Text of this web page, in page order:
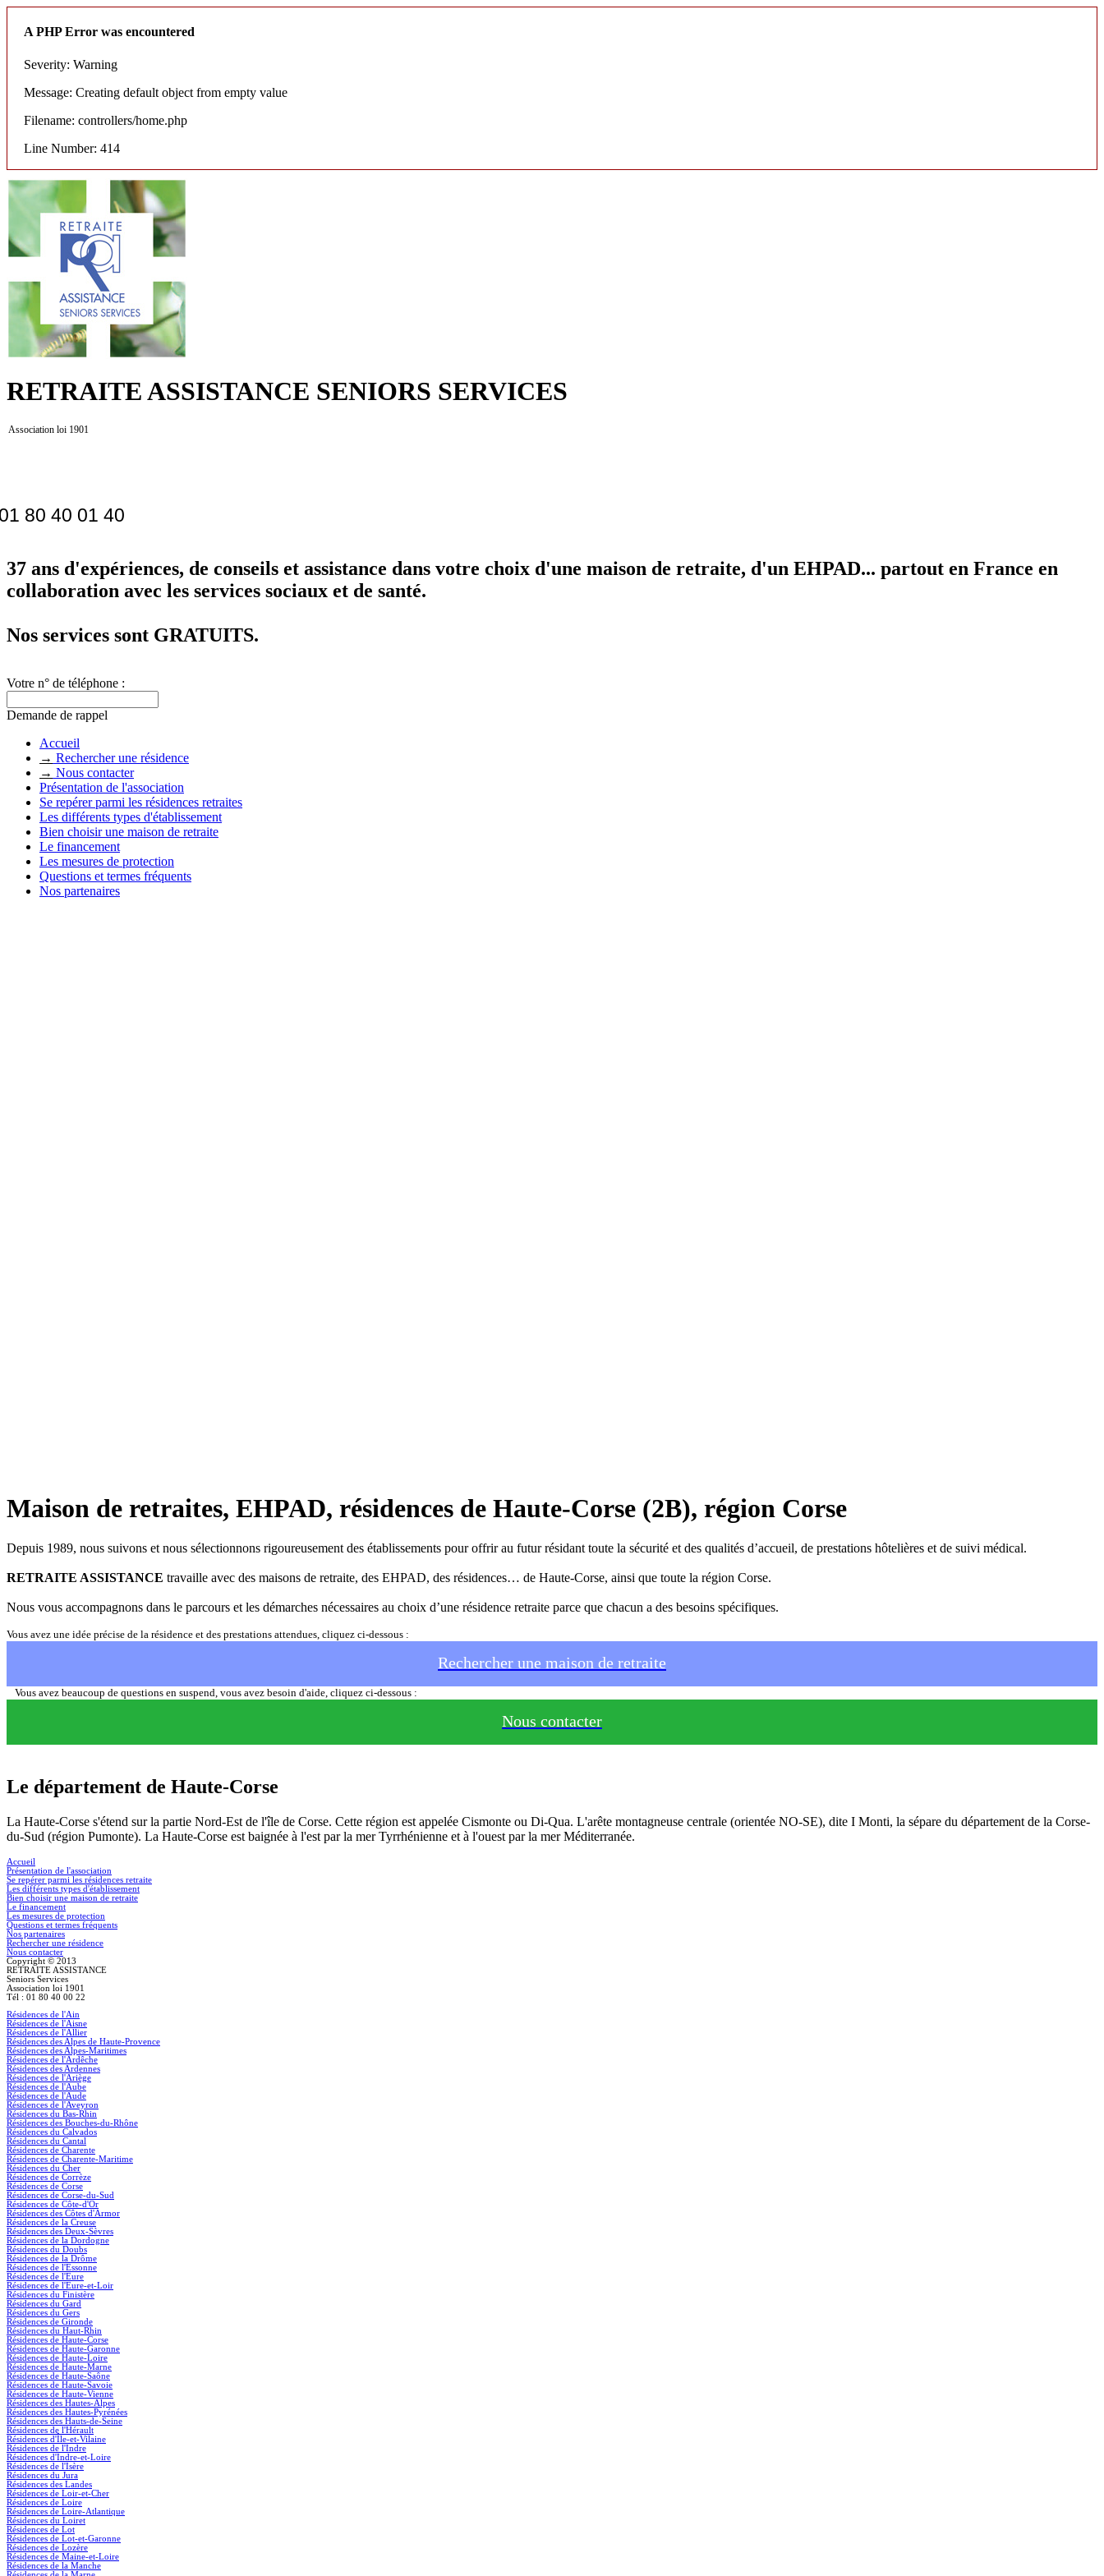
A PHP Error was encountered
Severity: Warning
Message: Creating default object from empty value
Filename: controllers/home.php
Line Number: 414
RETRAITE ASSISTANCE SENIORS SERVICES
Association loi 1901
80 40 01 40
37 ans d'expériences, de conseils et assistance dans votre choix d'une maison de retraite, d'un EHPAD... partout en France en
collaboration avec les services sociaux et de santé.
Nos services sont GRATUITS.
Votre n° de téléphone :
Demande de rappel
Accueil
→ Rechercher une résidence
→ Nous contacter
Présentation de l'association
Se repérer parmi les résidences retraites
Les différents types d'établissement
Bien choisir une maison de retraite
Le financement
Les mesures de protection
Questions et termes fréquents
Nos partenaires
Maison de retraites, EHPAD, résidences de Haute-Corse (2B), région Corse
Depuis 1989, nous suivons et nous sélectionnons rigoureusement des établissements pour offrir au futur résidant toute la sécurité et des qualités d’accueil, de prestations hôtelières et de suivi médical.
RETRAITE ASSISTANCE travaille avec des maisons de retraite, des EHPAD, des résidences… de Haute-Corse, ainsi que toute la région Corse.
Nous vous accompagnons dans le parcours et les démarches nécessaires au choix d’une résidence retraite parce que chacun a des besoins spécifiques.
Vous avez une idée précise de la résidence et des prestations attendues, cliquez ci-dessous :
Rechercher une maison de retraite
Vous avez beaucoup de questions en suspend, vous avez besoin d'aide, cliquez ci-dessous :
Nous contacter
Le département de Haute-Corse
La Haute-Corse s'étend sur la partie Nord-Est de l'île de Corse. Cette région est appelée Cismonte ou Di-Qua. L'arête montagneuse centrale (orientée NO-SE), dite I Monti, la sépare du département de la Corse-
du-Sud (région Pumonte). La Haute-Corse est baignée à l'est par la mer Tyrrhénienne et à l'ouest par la mer Méditerranée.
Accueil
Présentation de l'association
Se repérer parmi les résidences retraite
Les différents types d'établissement
Bien choisir une maison de retraite
Le financement
Les mesures de protection
Questions et termes fréquents
Nos partenaires
Rechercher une résidence
Nous contacter
Copyright © 2013
RETRAITE ASSISTANCE
Seniors Services
Association loi 1901
Tél : 01 80 40 00 22
Résidences de l'Ain
Résidences de l'Aisne
Résidences de l'Allier
Résidences des Alpes de Haute-Provence
Résidences des Alpes-Maritimes
Résidences de l'Ardêche
Résidences des Ardennes
Résidences de l'Ariège
Résidences de l'Aube
Résidences de l'Aude
Résidences de l'Aveyron
Résidences du Bas-Rhin
Résidences des Bouches-du-Rhône
Résidences du Calvados
Résidences du Cantal
Résidences de Charente
Résidences de Charente-Maritime
Résidences du Cher
Résidences de Corrèze
Résidences de Corse
Résidences de Corse-du-Sud
Résidences de Côte-d'Or
Résidences des Côtes d'Armor
Résidences de la Creuse
Résidences des Deux-Sèvres
Résidences de la Dordogne
Résidences du Doubs
Résidences de la Drôme
Résidences de l'Essonne
Résidences de l'Eure
Résidences de l'Eure-et-Loir
Résidences du Finistère
Résidences du Gard
Résidences du Gers
Résidences de Gironde
Résidences du Haut-Rhin
Résidences de Haute-Corse
Résidences de Haute-Garonne
Résidences de Haute-Loire
Résidences de Haute-Marne
Résidences de Haute-Saône
Résidences de Haute-Savoie
Résidences de Haute-Vienne
Résidences des Hautes-Alpes
Résidences des Hautes-Pyrénées
Résidences des Hauts-de-Seine
Résidences de l'Hérault
Résidences d'Île-et-Vilaine
Résidences de l'Indre
Résidences d'Indre-et-Loire
Résidences de l'Isère
Résidences du Jura
Résidences des Landes
Résidences de Loir-et-Cher
Résidences de Loire
Résidences de Loire-Atlantique
Résidences du Loiret
Résidences de Lot
Résidences de Lot-et-Garonne
Résidences de Lozère
Résidences de Maine-et-Loire
Résidences de la Manche